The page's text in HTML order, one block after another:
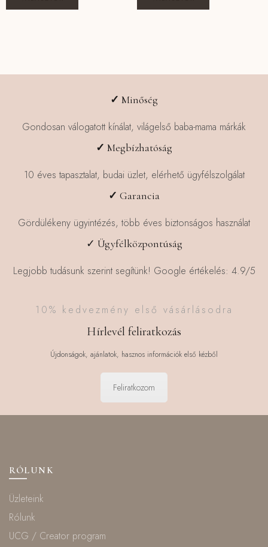
termékoldalon
✓ Minőség
Gondosan válogatott kínálat, világelső baba-mama márkák
✓ Megbízhatóság
10 éves tapasztalat, budai üzlet, elérhető ügyfélszolgálat
✓ Garancia
Gördülékeny ügyintézés, több éves biztonságos használat
✓ Ügyfélközpontúság
Legjobb tudásunk szerint segítünk! Google értékelés: 4.9/5
10% kedvezmény első vásárlásodra
Hírlevél feliratkozás
Újdonságok, ajánlatok, hasznos információk első kézből
Feliratkozom
RÓLUNK
Üzleteink
Rólunk
UCG / Creator program